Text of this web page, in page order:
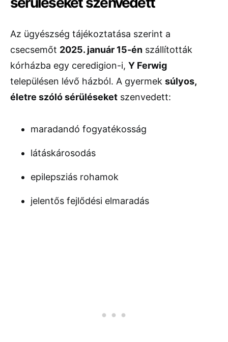
Az ügyészség tájékoztatása szerint a
csecsemőt 2025. január 15-én szállították
kórházba egy ceredigion-i, Y Ferwig
településen lévő házból. A gyermek súlyos,
életre szóló sérüléseket szenvedett:
maradandó fogyatékosság
látáskárosodás
epilepsziás rohamok
jelentős fejlődési elmaradás